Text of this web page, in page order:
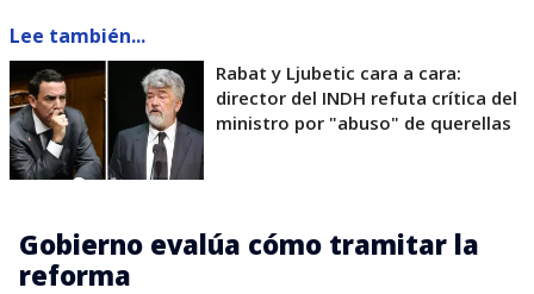
Lee también...
Rabat y Ljubetic cara a cara:
director del INDH refuta crítica del
ministro por "abuso" de querellas
Gobierno evalúa cómo tramitar la
reforma